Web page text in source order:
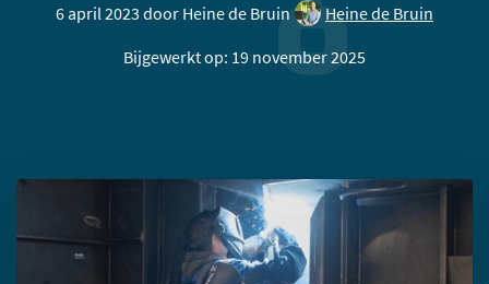
6 april 2023 door Heine de Bruin
Heine de Bruin
Bijgewerkt op: 19 november 2025